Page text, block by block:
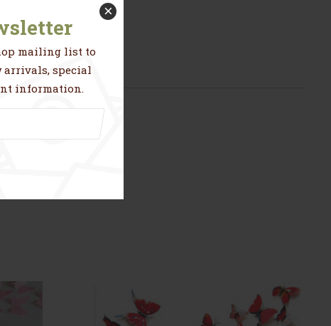
mailing list to
arrivals, special
information.
×